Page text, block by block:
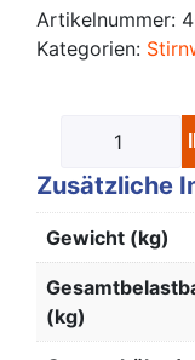
Artikelnummer:
Kategorien:
Zusätzliche
Gewicht (kg)
(kg)